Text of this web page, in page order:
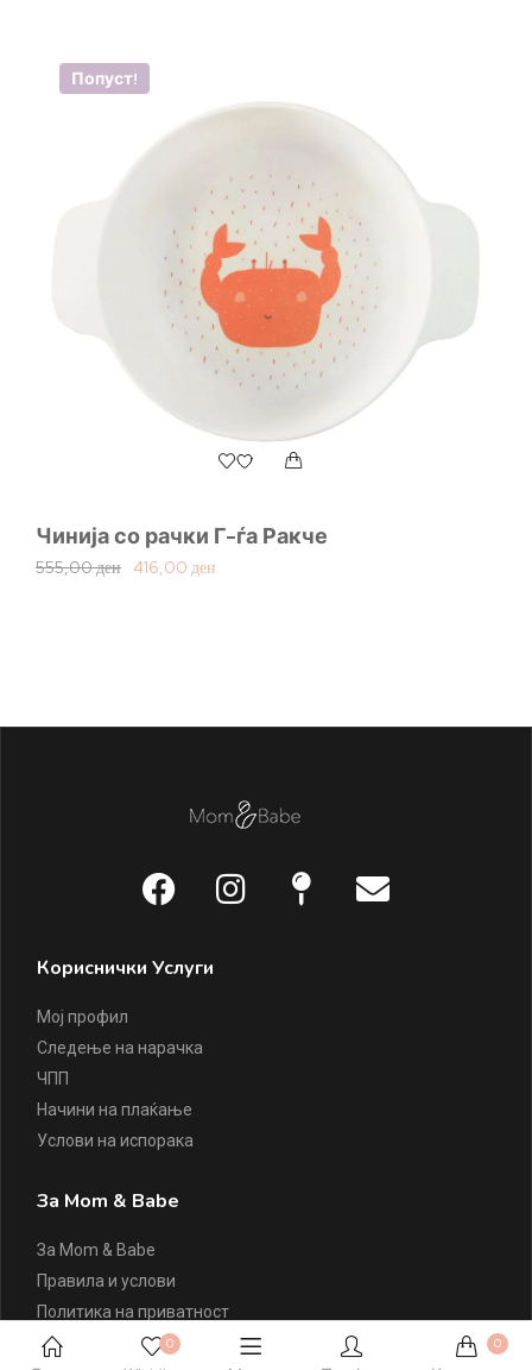
Попуст!
Чинија со рачки Г-ѓа Ракче
555,00ден 416,00 ден
Кориснички Услуги
Мој профил
Следење на нарачка
ЧПП
Начини на плаќање
Услови на испорака
За Mom & Babe
За Mom & Babe
Правила и услови
Политика на приватност
Политика на колачиња
0 0